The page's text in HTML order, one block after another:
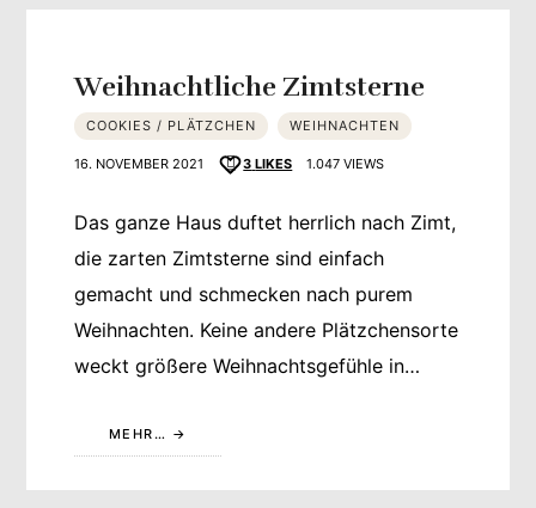
Weihnachtliche Zimtsterne
COOKIES / PLÄTZCHEN WEIHNACHTEN
16. NOVEMBER 2021 3 LIKES 1.047 VIEWS
Das ganze Haus duftet herrlich nach Zimt,
die zarten Zimtsterne sind einfach
gemacht und schmecken nach purem
Weihnachten. Keine andere Plätzchensorte
weckt größere Weihnachtsgefühle in…
MEHR…